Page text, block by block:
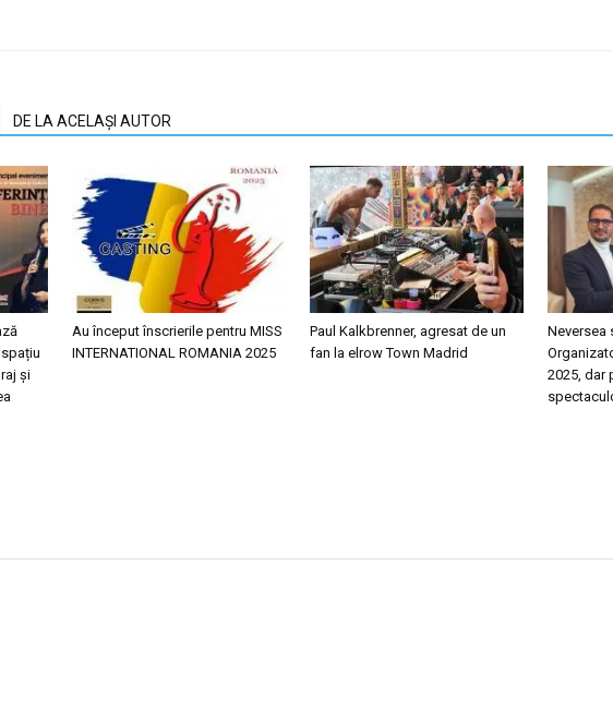
DE LA ACELAȘI AUTOR
și
Au început înscrierile pentru MISS
INTERNATIONAL ROMANIA 2025
Paul Kalkbrenner, agresat de un
fan la elrow Town Madrid
Neversea
2025, dar